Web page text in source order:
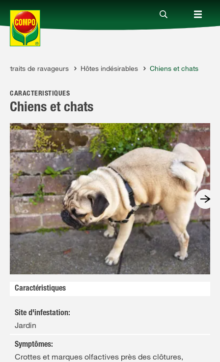
Produits
Conseil
Thèmes
Service
Qui sommes-nous?
NL
Portraits de ravageurs Hôtes indésirables Chiens et chats
CARACTÉRISTIQUES
Chiens et chats
Caractéristiques
Site d'infestation:
Jardin
Symptômes:
Crottes et marques olfactives près des clôtures,